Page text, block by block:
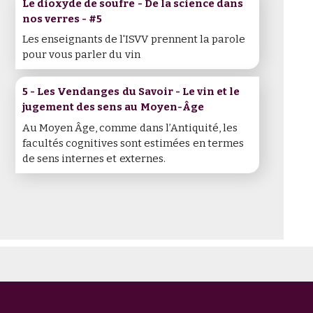
Le dioxyde de soufre - De la science dans
nos verres - #5
Les enseignants de l'ISVV prennent la parole
pour vous parler du vin
5 - Les Vendanges du Savoir - Le vin et le
jugement des sens au Moyen-Âge
Au Moyen Âge, comme dans l’Antiquité, les
facultés cognitives sont estimées en termes
de sens internes et externes.